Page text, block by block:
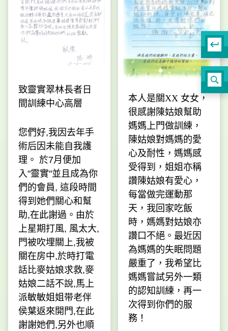
致靈實翠林長者日
間訓練中心高層
您們好,我因去年手
術后因未能自我護
理。 於7月便加
入"靈實"並且成為你
們的會員, 這段時間
得到她們關心和幫
助,在此謝過。由於
上星期打風, 風太大,
門被吹埋關上,我被
關在房中,於時打電
話比麥姑娘求救,麥
姑娘二話不說,馬上
派敏敏姐姐带老伴
侯葉返來開門,在此
謝謝她們,另外也順
本人是關XX 女女，
很感謝陳姑娘幫助
媽媽上門做訓練，
陳姑娘對媽媽的愛
心及耐性，媽媽感
受得到，姐姐亦稱
讚陳姑娘有愛心，
每當做完運動那
天，我回家吃飯
時，媽媽對姑娘亦
讚口不絕。最近因
為媽媽的失眠問題
嚴重了，我希望比
媽媽嘗試另外一類
的認知訓練，再一
次得到你們的服
務！